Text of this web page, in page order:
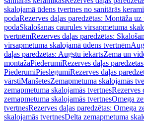
skalojamā ūdens tvertnes no sanitārās
podaRezerves daļas paredzētas: Montāža uz
podaSkalošanas caurules virsapmetuma
tvertnēmRezerves daļas paredzētas:
virsapmetuma skalojamā ūdens tvertnēm
daļas paredzētas: Augstu iekārtsZema un
montāžaPiederumiRezerves daļas
PiederumiPieslēgumiRezerves daļas
vārstiManšetesZemapmetuma skalojamās
zemapmetuma skalojamās tvertnesRezerves
zemapmetuma skalojamās tvertnesOmega
tvertnesRezerves daļas paredzētas: Omega
skalojamās tvertnesDelta zemapmetuma